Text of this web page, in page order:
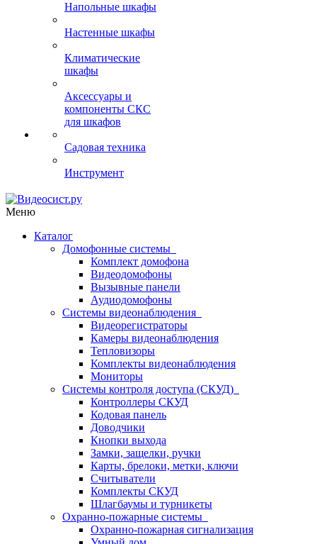
Напольные шкафы
Настенные шкафы
Климатические
шкафы
Аксессуары и
компоненты СКС
для шкафов
Садовая техника
Инструмент
Меню
Каталог
Домофонные системы
Комплект домофона
Видеодомофоны
Вызывные панели
Аудиодомофоны
Системы видеонаблюдения
Видеорегистраторы
Камеры видеонаблюдения
Тепловизоры
Комплекты видеонаблюдения
Мониторы
Системы контроля доступа (СКУД)
Контроллеры СКУД
Кодовая панель
Доводчики
Кнопки выхода
Замки, защелки, ручки
Карты, брелоки, метки, ключи
Считыватели
Комплекты СКУД
Шлагбаумы и турникеты
Охранно-пожарные системы
Охранно-пожарная сигнализация